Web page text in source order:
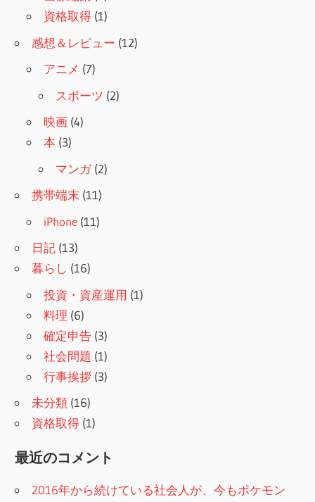
資格取得 (1)
感想＆レビュー (12)
アニメ (7)
スポーツ (2)
映画 (4)
本 (3)
マンガ(2)
携帯端末 (11)
iPhone (11)
日記 (13)
暮らし (16)
投資・資産運用 (1)
料理 (6)
確定申告 (3)
社会問題 (1)
行事挨拶 (3)
未分類 (16)
資格取得 (1)
最近のコメント
2016年から続けている社会人が、今もポケモン